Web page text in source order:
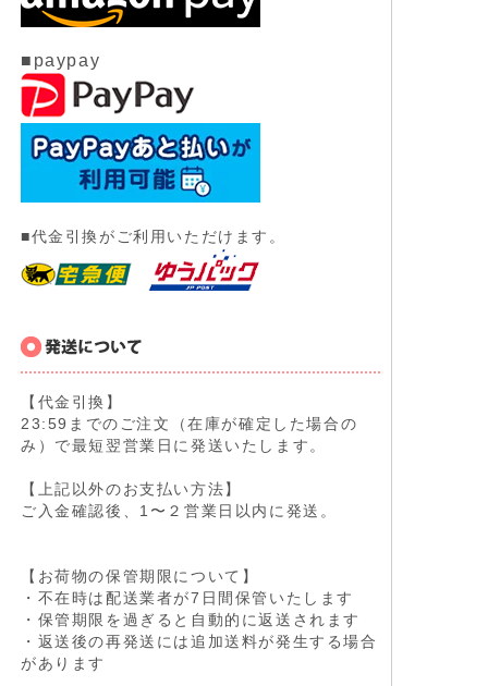
■paypay
■代金引換がご利用いただけます。
【代金引換】
23:59までのご注文（在庫が確定した場合の
み）で最短翌営業日に発送いたします。
【上記以外のお支払い方法】
ご入金確認後、1〜２営業日以内に発送。
【お荷物の保管期限について】
・不在時は配送業者が7日間保管いたします
・保管期限を過ぎると自動的に返送されます
・返送後の再発送には追加送料が発生する場合
があります